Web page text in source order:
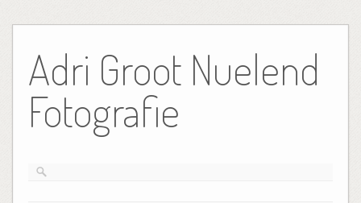
de
inhoud
Adri Groot Nuelend
Fotografie